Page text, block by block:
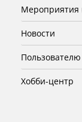
Мероприятия
Новости
Пользователю
Хобби-центр